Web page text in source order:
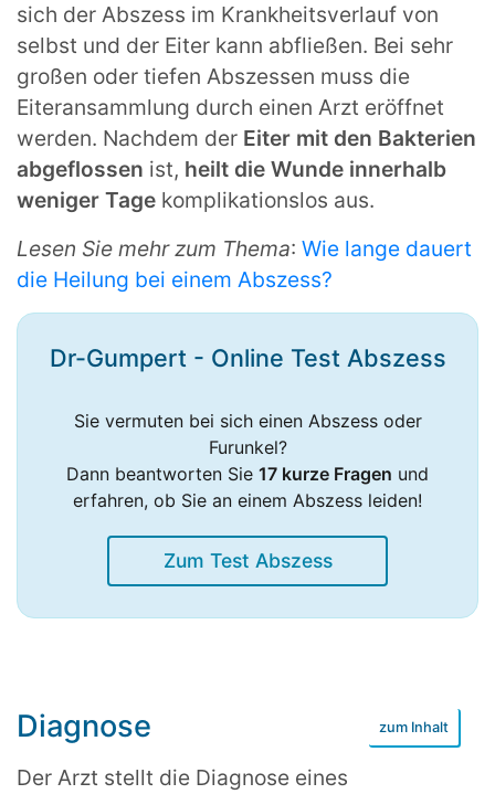
sich der Abszess im Krankheitsverlauf von
selbst und der Eiter kann abfließen. Bei sehr
großen oder tiefen Abszessen muss die
Eiteransammlung durch einen Arzt eröffnet
werden. Nachdem der Eiter mit den Bakterien
abgeflossen ist, heilt die Wunde innerhalb
weniger Tage komplikationslos aus.
Lesen Sie mehr zum Thema: Wie lange dauert
die Heilung bei einem Abszess?
Dr-Gumpert - Online Test Abszess
Sie vermuten bei sich einen Abszess oder
Furunkel?
Dann beantworten Sie 17 kurze Fragen und
erfahren, ob Sie an einem Abszess leiden!
Zum Test Abszess
Diagnose
Der Arzt stellt die Diagnose eines